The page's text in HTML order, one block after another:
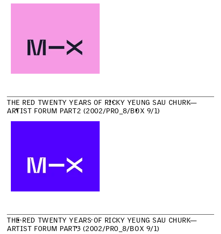
THE RED TWENTY YEARS OF RICKY YEUNG SAU CHURK—
ARTIST FORUM PART2 (2002/PRO _8/BOX 9/1)
THE RED TWENTY YEARS OF RICKY YEUNG SAU CHURK—
ARTIST FORUM PART3 (2002/PRO _8/BOX 9/1)